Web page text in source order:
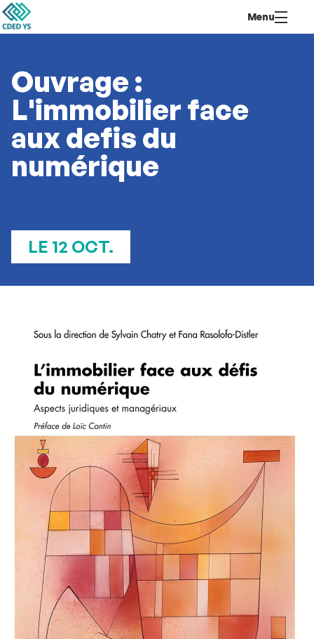
contenu
Menu
Ouvrage :
L'immobilier face
aux defis du
numérique
LE 12 OCT.